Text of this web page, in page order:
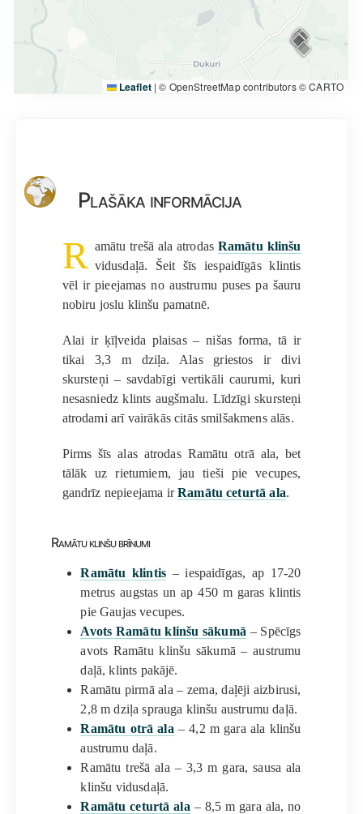
Leaflet | © OpenStreetMap contributors © CARTO
Plašāka informācija
R amātu trešā ala atrodas Ramātu klinšu
vidusdaļā. Šeit šīs iespaidīgās klintis
vēl ir pieejamas no austrumu puses pa šauru
nobiru joslu klinšu pamatnē.
Alai ir ķīļveida plaisas – nišas forma, tā ir
tikai 3,3 m dziļa. Alas griestos ir divi
skursteņi – savdabīgi vertikāli caurumi, kuri
nesasniedz klints augšmalu. Līdzīgi skursteņi
atrodami arī vairākās citās smilšakmens alās.
Pirms šīs alas atrodas Ramātu otrā ala, bet
tālāk uz rietumiem, jau tieši pie vecupes,
gandrīz nepieejama irRamātu ceturtā ala.
Ramātu klinšu brīnumi
Ramātu klintis – iespaidīgas, ap 17-20
metrus augstas un ap 450 m garas klintis
pie Gaujas vecupes.
Avots Ramātu klinšu sākumā – Spēcīgs
avots Ramātu klinšu sākumā – austrumu
daļā, klints pakājē.
Ramātu pirmā ala – zema, daļēji aizbirusi,
2,8 m dziļa sprauga klinšu austrumu daļā.
Ramātu otrā ala – 4,2 m gara ala klinšu
austrumu daļā.
Ramātu trešā ala – 3,3 m gara, sausa ala
klinšu vidusdaļā.
Ramātu ceturtā ala – 8,5 m gara ala, no